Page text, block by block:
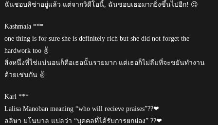
ฉันชอบลิซ่าอยู่แล้ว แต่จากวิดีโอนี้, ฉันชอบเธอมากยิ่งขึ้นไปอีก! 😉
Kashmala ***
one thing is for sure she is definitely rich but she did not forget the
hardwork too ✌
สิ่งหนึ่งที่ใช่แน่นอนก็คือเธอนั้นรวยมาก แต่เธอก็ไม่ลืมที่จะขยันทำงาน
ด้วยเช่นกัน ✌
Karl ***
Lalisa Manoban meaning “who will recieve praises”??❤
ลลิษา มโนบาล แปลว่า “บุคคลที่ได้รับการยกย่อง” ??❤